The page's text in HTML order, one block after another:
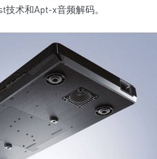
术和Apt-x音频解码。